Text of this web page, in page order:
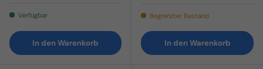
Verfügbar
In den Warenkorb
Begrenzter Bestand
In den Warenkorb